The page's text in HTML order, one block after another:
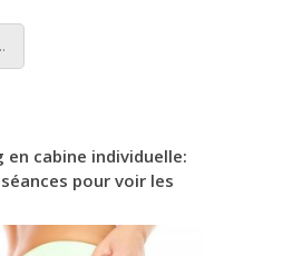
en cabine individuelle:
pour voir les